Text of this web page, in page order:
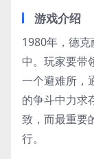
游戏介绍
1980年，德
中。玩家要带
一个避难所，
的争斗中力求
致，而最重要
行。